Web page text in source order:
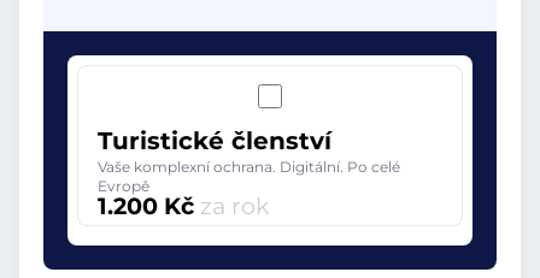
Turistické členství
Vaše komplexní ochrana. Digitální. Po celé
Evropě
1.200 Kč za rok